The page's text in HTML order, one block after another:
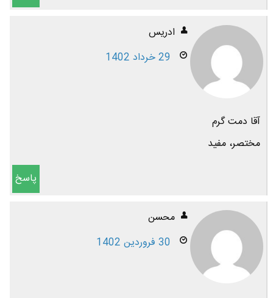
ادریس
29 خرداد 1402
آقا دمت گرم
مختصر، مفید
پاسخ
محسن
30 فروردین 1402